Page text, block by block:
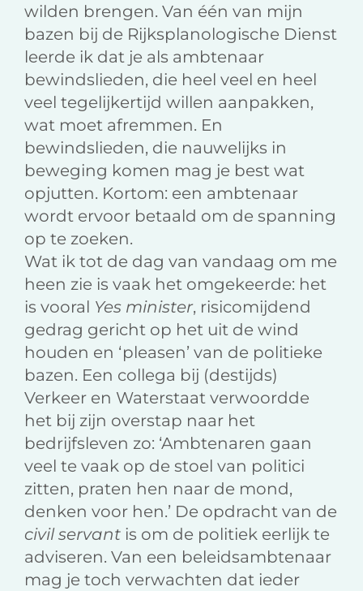
wilden brengen. Van één van mijn
bazen bij de Rijksplanologische Dienst
leerde ik dat je als ambtenaar
bewindslieden, die heel veel en heel
veel tegelijkertijd willen aanpakken,
wat moet afremmen. En
bewindslieden, die nauwelijks in
beweging komen mag je best wat
opjutten. Kortom: een ambtenaar
wordt ervoor betaald om de spanning
op te zoeken.
Wat ik tot de dag van vandaag om me
heen zie is vaak het omgekeerde: het
is vooral Yes minister, risicomijdend
gedrag gericht op het uit de wind
houden en ‘pleasen’ van de politieke
bazen. Een collega bij (destijds)
Verkeer en Waterstaat verwoordde
het bij zijn overstap naar het
bedrijfsleven zo: ‘Ambtenaren gaan
veel te vaak op de stoel van politici
zitten, praten hen naar de mond,
denken voor hen.’ De opdracht van de
civil servant is om de politiek eerlijk te
adviseren. Van een beleidsambtenaar
mag je toch verwachten dat ieder